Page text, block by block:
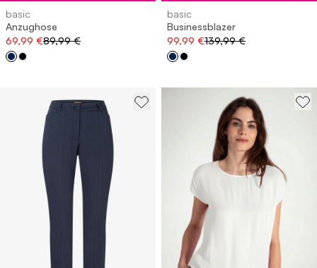
basic
Anzughose
69,99 €89,99 €
basic
Businessblazer
99,99 €139,99 €